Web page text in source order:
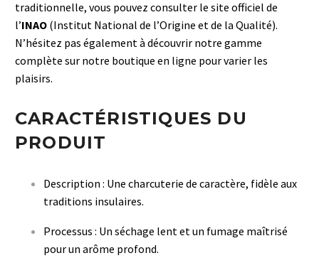
traditionnelle, vous pouvez consulter le site officiel de
l’INAO (Institut National de l’Origine et de la Qualité).
N’hésitez pas également à découvrir notre gamme
complète sur notre boutique en ligne pour varier les
plaisirs.
CARACTÉRISTIQUES DU
PRODUIT
Description : Une charcuterie de caractère, fidèle aux
traditions insulaires.
Processus : Un séchage lent et un fumage maîtrisé
pour un arôme profond.